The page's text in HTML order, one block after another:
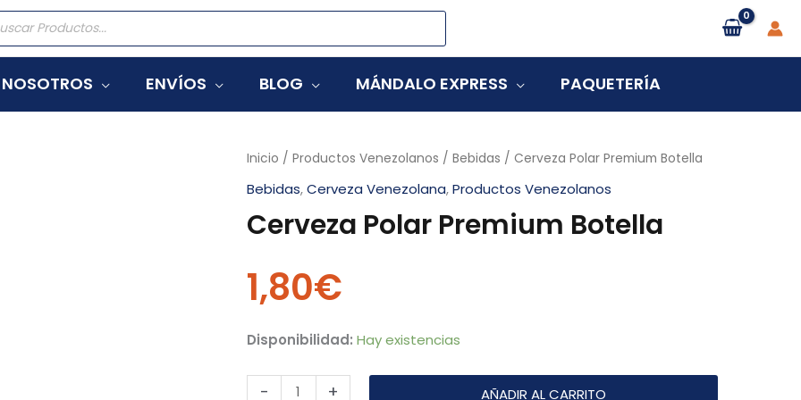
NOSOTROS ENVÍOS BLOG MÁNDALO EXPRESS PAQUETERÍA
Inicio /Productos Venezolanos /Bebidas / Cerveza Polar Premium Botella
Bebidas,Cerveza Venezolana,Productos Venezolanos
Cerveza Polar Premium Botella
1,80€
Disponibilidad: Hay existencias
-
Cerveza
Polar
Botella
+ AÑADIR AL CARRITO